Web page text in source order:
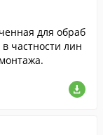
для обраб
частности лин